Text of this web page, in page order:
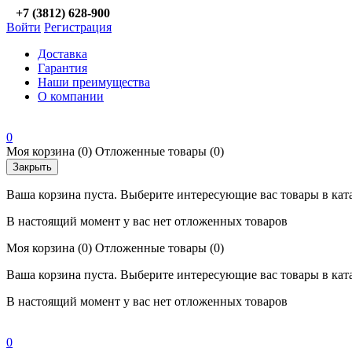
+7 (3812) 628-900
Войти Регистрация
Доставка
Гарантия
Наши преимущества
О компании
0
Моя корзина (0) Отложенные товары (0)
Закрыть
Ваша корзина пуста. Выберите интересующие вас товары в
В настоящий момент у вас нет отложенных товаров
Моя корзина (0) Отложенные товары (0)
Ваша корзина пуста. Выберите интересующие вас товары в
В настоящий момент у вас нет отложенных товаров
0